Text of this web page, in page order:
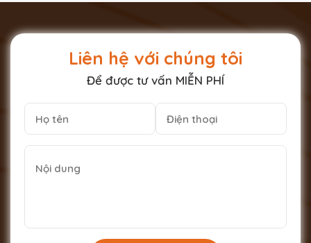
Liên hệ với chúng tôi
Để được tư vấn MIỄN PHÍ